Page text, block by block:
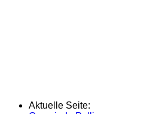
Aktuelle Seite: